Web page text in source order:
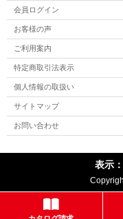
会員ログイン
お客様の声
ご利用案内
特定商取引法表示
個人情報の取扱い
サイトマップ
お問い合わせ
表示